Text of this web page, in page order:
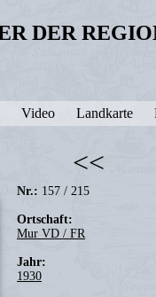
DER
Video Landkarte
<<
Nr.: 157 / 215
Ortschaft:
Mur VD / FR
Jahr:
1930